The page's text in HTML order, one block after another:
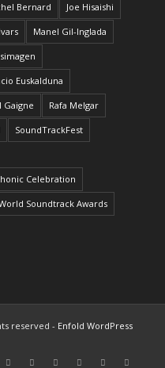
Bernard Joe Hisaishi
Manel Gil-Inglada
Euskalduna
Gaigne Rafa Melgar
SoundTrackFest
Celebration
Soundtrack Awards
reserved - Enfold WordPress